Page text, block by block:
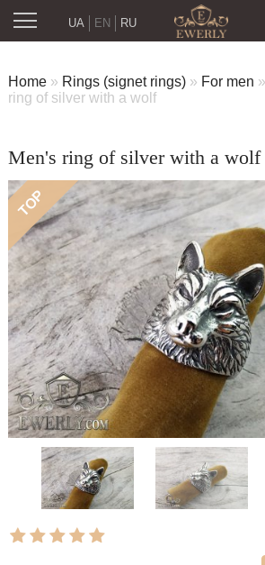
RU
UA EN
Home » Rings (signet rings) » For men »
ring of silver with a wolf
Men's ring of silver with a wolf
TOP